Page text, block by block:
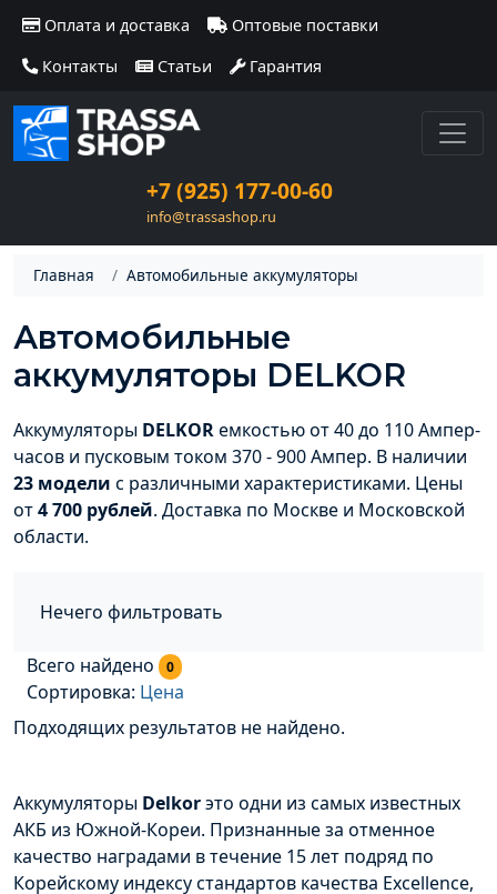
Оплата и доставка
Оптовые поставки
Контакты
Статьи Гарантия
+7 (925) 177-00-60
info@trassashop.ru
Главная Автомобильные аккумуляторы
Автомобильные
аккумуляторы DELKOR
Аккумуляторы DELKORемкостью от 40 до 110 Ампер-
часов и пусковым током 370 - 900 Ампер. В наличии
23 модели с различными характеристиками. Цены
от4 700 рублей. Доставка по Москве и Московской
области.
Нечего фильтровать
Всего найдено 0
Сортировка: Цена
Подходящих результатов не найдено.
Аккумуляторы Delkorэто одни из самых известных
АКБ из Южной-Кореи. Признанные за отменное
качество наградами в течение 15 лет подряд по
Корейскому индексу стандартов качества Excellence,